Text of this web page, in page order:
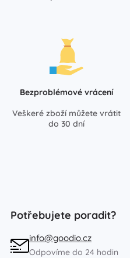
Bezproblémové vrácení
Veškeré zboží můžete vrátit
do 30 dní
Potřebujete poradit?
info@goodio.cz
Odpovíme do 24 hodin